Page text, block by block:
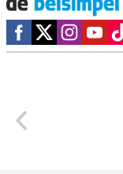
Social media